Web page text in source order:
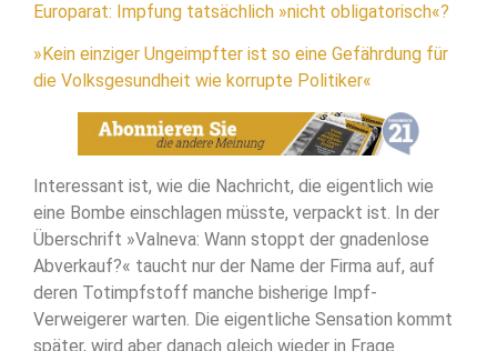
Europarat: Impfung tatsächlich »nicht obligatorisch«?
»Kein einziger Ungeimpfter ist so eine Gefährdung für
die Volksgesundheit wie korrupte Politiker«
Interessant ist, wie die Nachricht, die eigentlich wie
eine Bombe einschlagen müsste, verpackt ist. In der
Überschrift »Valneva: Wann stoppt der gnadenlose
Abverkauf?« taucht nur der Name der Firma auf, auf
deren Totimpfstoff manche bisherige Impf-
Verweigerer warten. Die eigentliche Sensation kommt
später, wird aber danach gleich wieder in Frage